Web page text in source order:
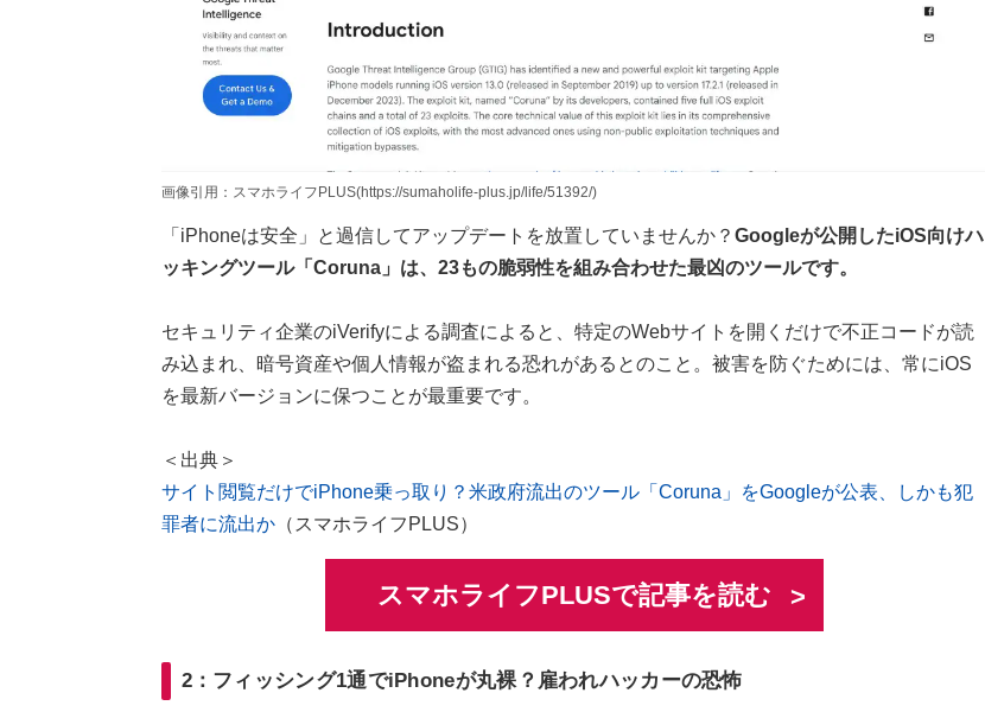
画像引用：スマホライフPLUS(https://sumaholife-plus.jp/life/51392/)
「iPhoneは安全」と過信してアップデートを放置していませんか？ Googleが公開したiOS向けハ
ッキングツール「Coruna」は、23もの脆弱性を組み合わせた最凶のツールです。
セキュリティ企業のiVerifyによる調査によると、特定のWebサイトを開くだけで不正コードが読
み込まれ、暗号資産や個人情報が盗まれる恐れがあるとのこと。被害を防ぐためには、常にiOS
を最新バージョンに保つことが最重要です。
＜出典＞
サイト閲覧だけでiPhone乗っ取り？米政府流出のツール「Coruna」をGoogleが公表、しかも犯
罪者に流出か（スマホライフPLUS）
スマホライフPLUSで記事を読む
2：フィッシング1通でiPhoneが丸裸？雇われハッカーの恐怖